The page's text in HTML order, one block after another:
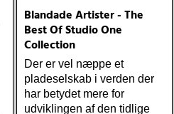
Blandade Artister - The
Best Of Studio One
Collection
Der er vel næppe et
pladeselskab i verden der
har betydet mere for
udviklingen af den tidlige